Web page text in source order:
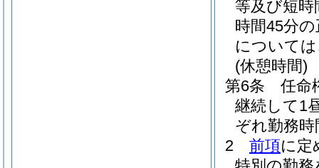
等及び短時
時間45分
について
(休憩時間)
第6条
任命
継続して1
ぞれ勤務
2
前項に定